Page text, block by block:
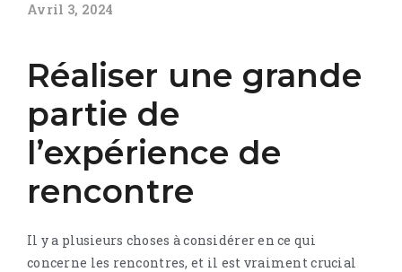
Avril 3, 2024
Réaliser une grande
partie de
l’expérience de
rencontre
Il y a plusieurs choses à considérer en ce qui
concerne les rencontres, et il est vraiment crucial